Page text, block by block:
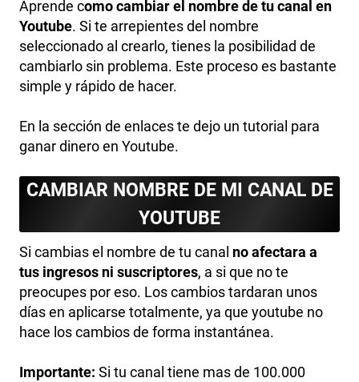
Aprende como cambiar el nombre de tu canal en
Youtube. Si te arrepientes del nombre
seleccionado al crearlo, tienes la posibilidad de
cambiarlo sin problema. Este proceso es bastante
simple y rápido de hacer.
En la sección de enlaces te dejo un tutorial para
ganar dinero en Youtube.
CAMBIAR NOMBRE DE MI CANAL DE
YOUTUBE
Si cambias el nombre de tu canal no afectara a
tus ingresos ni suscriptores, a si que no te
preocupes por eso. Los cambios tardaran unos
días en aplicarse totalmente, ya que youtube no
hace los cambios de forma instantánea.
Importante: Si tu canal tiene mas de 100.000